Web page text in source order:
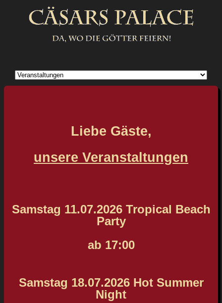
überspringen
Liebe Gäste,
unsere Veranstaltungen
Samstag 11.07.2026 Tropical Beach
Party
ab 17:00
Samstag 18.07.2026 Hot Summer
Night